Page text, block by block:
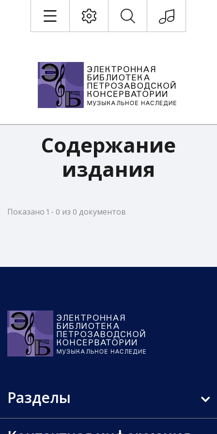
Содержание
издания
Показано 1 - 0 из 0 документов
Разделы